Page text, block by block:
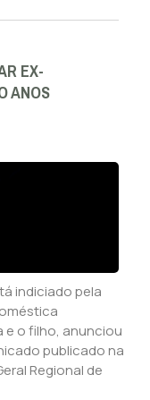
EX-
ANOS
indiciado pela
o filho, anunciou
publicado na
Regional de